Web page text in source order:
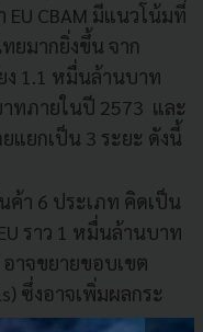
EU CBAM มีแนวโน้มที่
ยมากยิ่งขึ้น จาก
1.1 หมื่นล้านบาท
ทภายในปี 2573 และ
แยกเป็น 3 ระยะ ดังนี้
ค้า 6 ประเภท คิดเป็น
ราว 1 หมื่นล้านบาท
อาจขยายขอบเขต
ซึ่งอาจเพิ่มผลกระ